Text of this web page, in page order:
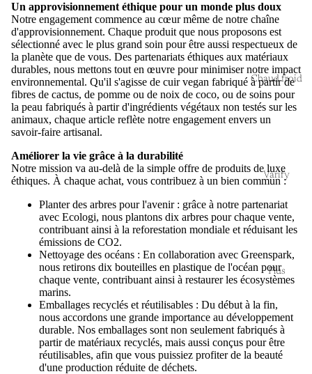
Chaud froid
Varify
Plus
Un approvisionnement éthique pour un monde plus doux
Notre engagement commence au cœur même de notre chaîne
d'approvisionnement. Chaque produit que nous proposons est
sélectionné avec le plus grand soin pour être aussi respectueux de
la planète que de vous. Des partenariats éthiques aux matériaux
durables, nous mettons tout en œuvre pour minimiser notre impact
environnemental. Qu'il s'agisse de cuir vegan fabriqué à partir de
fibres de cactus, de pomme ou de noix de coco, ou de soins pour
la peau fabriqués à partir d'ingrédients végétaux non testés sur les
animaux, chaque article reflète notre engagement envers un
savoir-faire artisanal.
Améliorer la vie grâce à la durabilité
Notre mission va au-delà de la simple offre de produits de luxe
éthiques. À chaque achat, vous contribuez à un bien commun :
Planter des arbres pour l'avenir : grâce à notre partenariat
avec Ecologi, nous plantons dix arbres pour chaque vente,
contribuant ainsi à la reforestation mondiale et réduisant les
émissions de CO2.
Nettoyage des océans : En collaboration avec Greenspark,
nous retirons dix bouteilles en plastique de l'océan pour
chaque vente, contribuant ainsi à restaurer les écosystèmes
marins.
Emballages recyclés et réutilisables : Du début à la fin,
nous accordons une grande importance au développement
durable. Nos emballages sont non seulement fabriqués à
partir de matériaux recyclés, mais aussi conçus pour être
réutilisables, afin que vous puissiez profiter de la beauté
d'une production réduite de déchets.